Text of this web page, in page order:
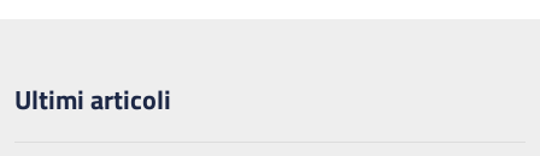
Ultimi articoli